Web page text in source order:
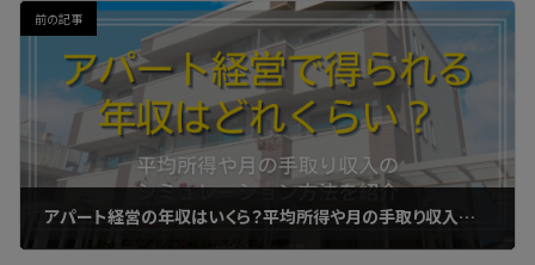
前の記事
アパート経営の年収はいくら？平均所得や月の手取り収入のシミュレーション方法を紹介